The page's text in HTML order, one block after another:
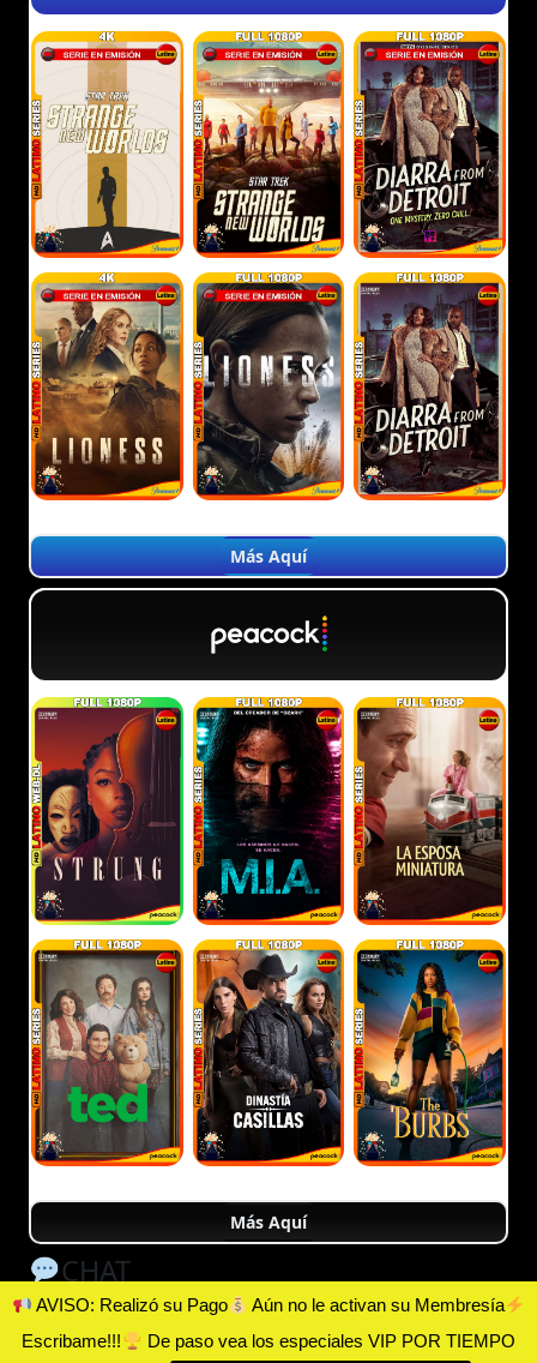
AVISO: Realizó su Pago
Aún no le activan su Membresía
Escribame!!!
De paso vea los especiales VIP POR TIEMPO
Más Aquí
Más Aquí
CHAT
HDLATINO © 2025